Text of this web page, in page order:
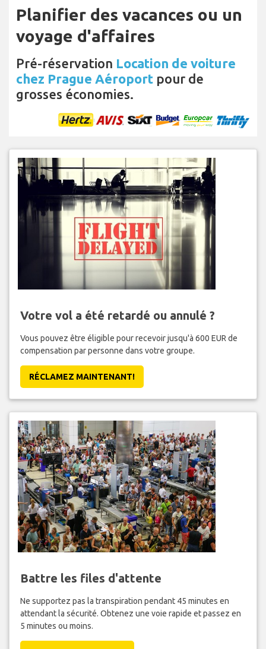
Planifier des vacances ou un
voyage d'affaires
Pré-réservation Location de voiture
chez Prague Aéroport pour de
grosses économies.
Votre vol a été retardé ou annulé ?
Vous pouvez être éligible pour recevoir jusqu'à 600 EUR de
compensation par personne dans votre groupe.
RÉCLAMEZ MAINTENANT!
Battre les files d'attente
Ne supportez pas la transpiration pendant 45 minutes en
attendant la sécurité. Obtenez une voie rapide et passez en
5 minutes ou moins.